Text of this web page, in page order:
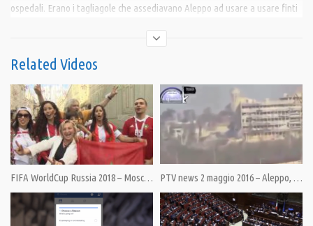
ospedali. Erano i tagliagole che assediavano Aleppo ad usare a usare finti
Condividi
Category:News, PrimoPiano,Speciali
Tags:Aleppo,Siria
Related Videos
FIFA WorldCup Russia 2018 – Mosca, l’allegra invasione dei tifosi PTV news 2 maggio 2016 – Aleppo, le bufale dei grandi media smascherate dai terroristi